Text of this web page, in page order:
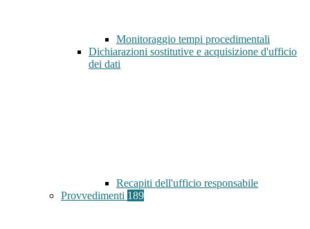
Monitoraggio tempi procedimentali
Dichiarazioni sostitutive e acquisizione d'ufficio
dei dati
Recapiti dell'ufficio responsabile
Provvedimenti 189